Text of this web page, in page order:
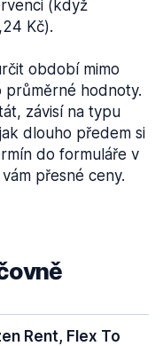
(když
Kč).
období mimo
průměrné hodnoty.
závisí na typu
dlouho předem si
do formuláře v
přesné ceny.
Rent, Flex To